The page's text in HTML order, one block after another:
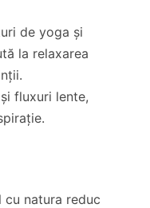
de yoga și
la relaxarea
fluxuri lente,
natura reduc